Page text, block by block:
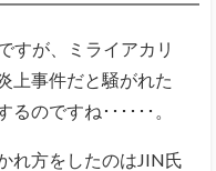
すが、ミライアカリ
上事件だと騒がれた
のですね･･････。
れ方をしたのはJIN氏